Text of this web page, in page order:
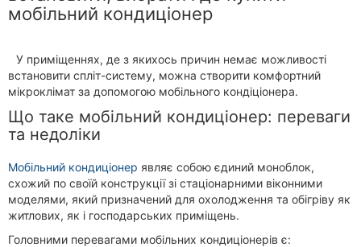
мобільний кондиціонер
У приміщеннях, де з якихось причин немає можливості
встановити спліт-систему, можна створити комфортний
мікроклімат за допомогою мобільного кондіціонера.
Що таке мобільний кондиціонер: переваги
та недоліки
Мобільний кондиціонер являє собою єдиний моноблок,
схожий по своїй конструкції зі стаціонарними віконними
моделями, який призначений для охолодження та обігріву як
житлових, як і господарських приміщень.
Головними перевагами мобільних кондиціонерів є: